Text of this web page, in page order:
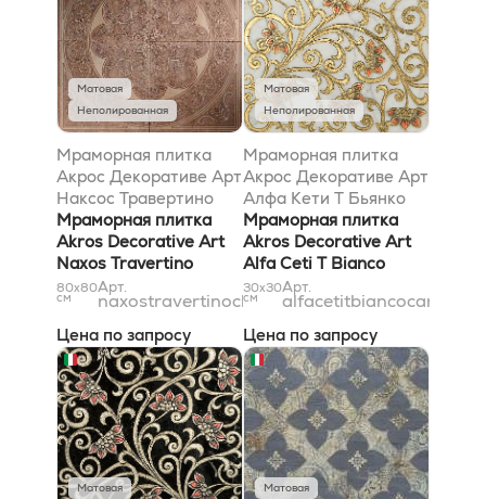
Матовая
Неполированная
Мраморная плитка
Акрос Декоративе Арт
Наксос Травертино
Классико 80x80
Мраморная плитка
Akros Decorative Art
Naxos Travertino
Classico 80x80
80x80
см
Арт.
naxostravertinoclassico80x80
Цена по запросу
Матовая
Неполированная
Мраморная плитка
Акрос Декоративе Арт
Алфа Кети T Бьянко
Каррара Голд
30,5x30,5
Мраморная плитка
Akros Decorative Art
Alfa Ceti T Bianco
Carrara Gold
30,5x30,5
30x30
см
Арт.
Цена по запросу
Матовая
Матовая